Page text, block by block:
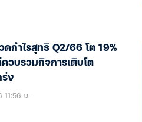
ดกำไรสุทธิ Q2/66 โต 19%
วบรวมกิจการเติบโต
ร่ง
11:56 น.